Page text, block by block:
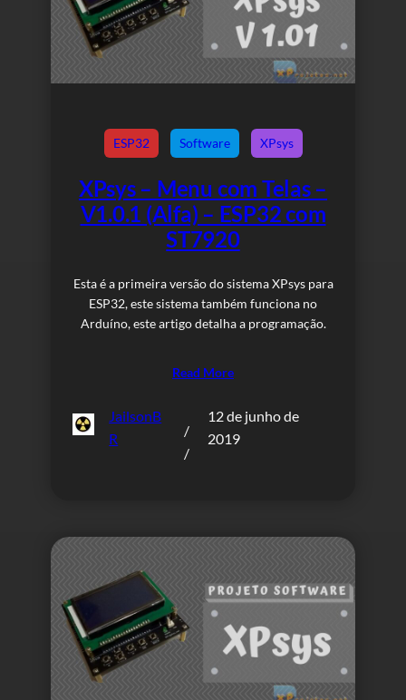
ESP32 Software XPsys
XPsys – Menu com Telas –
V1.0.1 (Alfa) – ESP32 com
ST7920
Esta é a primeira versão do sistema XPsys para
ESP32, este sistema também funciona no
Arduíno, este artigo detalha a programação.
Read More
JailsonB
R
/
/
12 de junho de
2019